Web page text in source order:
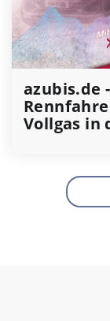
azubis.de
Vollgas in